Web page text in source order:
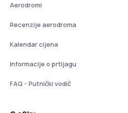
Aerodromi
Recenzije aerodroma
Kalendar cijena
Informacije o prtljagu
FAQ - Putnički vodič